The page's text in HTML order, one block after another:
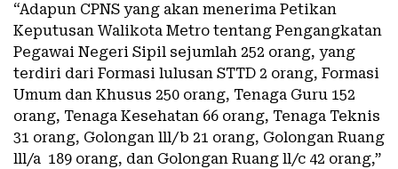
“Adapun CPNS yang akan menerima Petikan
Keputusan Walikota Metro tentang Pengangkatan
Pegawai Negeri Sipil sejumlah 252 orang, yang
terdiri dari Formasi lulusan STTD 2 orang, Formasi
Umum dan Khusus 250 orang, Tenaga Guru 152
orang, Tenaga Kesehatan 66 orang, Tenaga Teknis
31 orang, Golongan lll/b 21 orang, Golongan Ruang
lll/a 189 orang, dan Golongan Ruang ll/c 42 orang,”